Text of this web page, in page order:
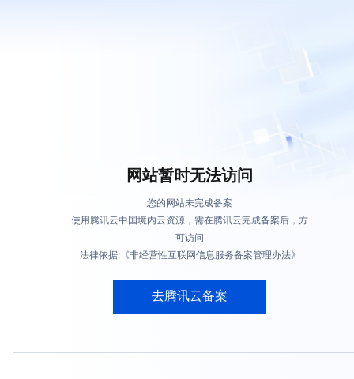
网站暂时无法访问
您的网站未完成备案
使用腾讯云中国境内云资源，需在腾讯云完成备案后，方
可访问
法律依据:《非经营性互联网信息服务备案管理办法》
去腾讯云备案